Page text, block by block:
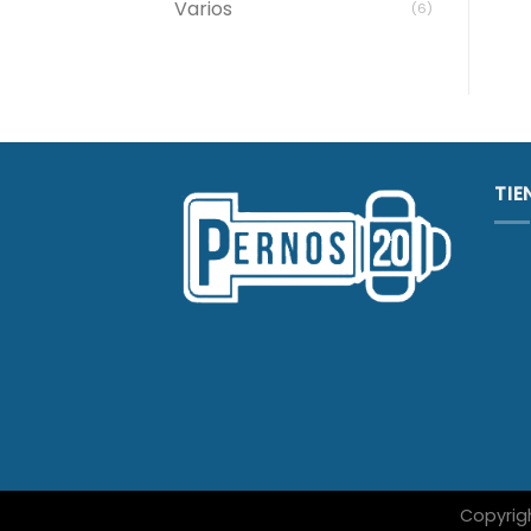
Varios (6)